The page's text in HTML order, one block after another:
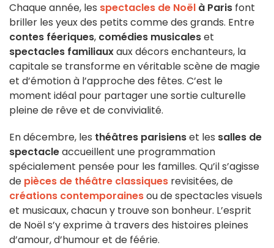
Chaque année, les spectacles de Noël à Paris font
briller les yeux des petits comme des grands. Entre
contes féeriques, comédies musicaleset
spectacles familiauxaux décors enchanteurs, la
capitale se transforme en véritable scène de magie
et d’émotion à l’approche des fêtes. C’est le
moment idéal pour partager une sortie culturelle
pleine de rêve et de convivialité.
En décembre, les théâtres parisienset les salles de
spectacleaccueillent une programmation
spécialement pensée pour les familles. Qu’il s’agisse
de pièces de théâtre classiques revisitées, de
créations contemporainesou de spectacles visuels
et musicaux, chacun y trouve son bonheur. L’esprit
de Noël s’y exprime à travers des histoires pleines
d’amour, d’humour et de féérie.